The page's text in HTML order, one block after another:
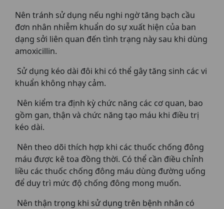
Nên tránh sử dụng nếu nghi ngờ tăng bạch cầu
đơn nhân nhiễm khuẩn do sự xuất hiện của ban
dạng sởi liên quan đến tình trạng này sau khi dùng
amoxicillin.
Sử dụng kéo dài đôi khi có thể gây tăng sinh các vi
khuẩn không nhạy cảm.
Nên kiểm tra định kỳ chức năng các cơ quan, bao
gồm gan, thận và chức năng tạo máu khi điều trị
kéo dài.
Nên theo dõi thích hợp khi các thuốc chống đông
máu được kê toa đồng thời. Có thể cần điều chỉnh
liều các thuốc chống đông máu dùng đường uống
để duy trì mức độ chống đông mong muốn.
Nên thận trọng khi sử dụng trên bệnh nhân có